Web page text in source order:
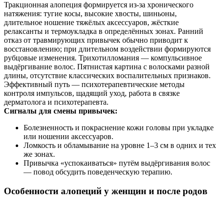
Тракционная алопеция формируется из‑за хронического
натяжения: тугие косы, высокие хвосты, шиньоны,
длительное ношение тяжёлых аксессуаров, жёсткие
релаксанты и термоукладка в определённых зонах. Ранний
отказ от травмирующих привычек обычно приводит к
восстановлению; при длительном воздействии формируются
рубцовые изменения. Трихотилломания — компульсивное
выдёргивание волос. Пятнистая картина с волосками разной
длины, отсутствие классических воспалительных признаков.
Эффективный путь — психотерапевтические методы
контроля импульсов, щадящий уход, работа в связке
дерматолога и психотерапевта.
Сигналы для смены привычек:
Болезненность и покраснение кожи головы при укладке
или ношении аксессуаров.
Ломкость и обламывание на уровне 1–3 см в одних и тех
же зонах.
Привычка «успокаиваться» путём выдёргивания волос
— повод обсудить поведенческую терапию.
Особенности алопеций у женщин и после родов